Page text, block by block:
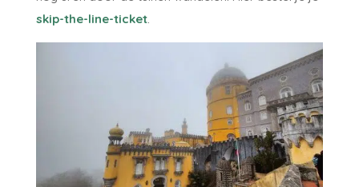
skip-the-line-ticket.